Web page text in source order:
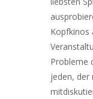
Kopfkinos
Probleme
jeden, der